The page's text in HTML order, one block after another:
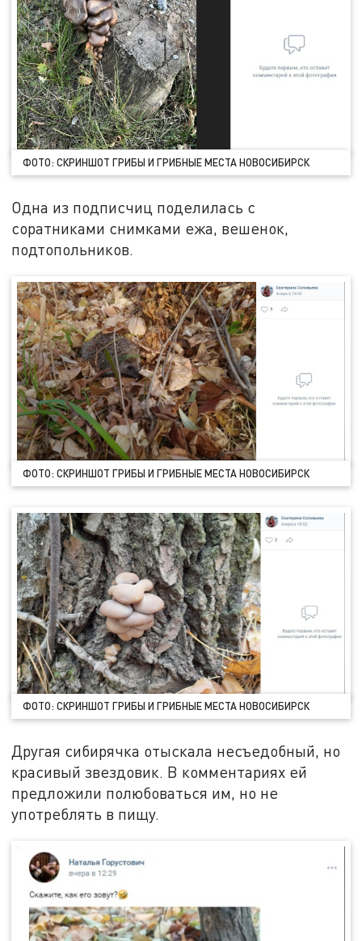
ФОТО: СКРИНШОТ ГРИБЫ И ГРИБНЫЕ МЕСТА НОВОСИБИРСК
Одна из подписчиц поделилась с
соратниками снимками ежа, вешенок,
подтопольников.
ФОТО: СКРИНШОТ ГРИБЫ И ГРИБНЫЕ МЕСТА НОВОСИБИРСК
ФОТО: СКРИНШОТ ГРИБЫ И ГРИБНЫЕ МЕСТА НОВОСИБИРСК
Другая сибирячка отыскала несъедобный, но
красивый звездовик. В комментариях ей
предложили полюбоваться им, но не
употреблять в пищу.